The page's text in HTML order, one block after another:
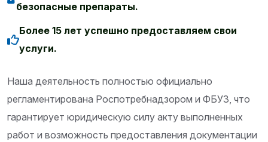
безопасные препараты.
Более 15 лет успешно предоставляем свои
услуги.
Наша деятельность полностью официально
регламентирована Роспотребнадзором и ФБУЗ, что
гарантирует юридическую силу акту выполненных
работ и возможность предоставления документации